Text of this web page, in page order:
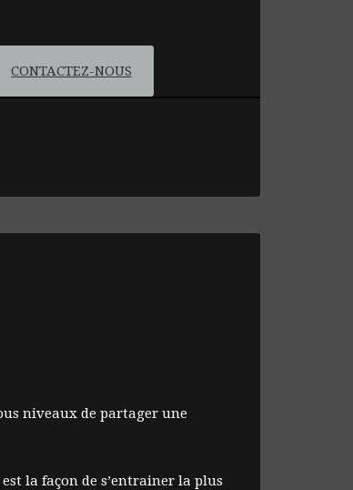
CONTACTEZ-NOUS
niveaux de partager une
la façon de s’entrainer la plus